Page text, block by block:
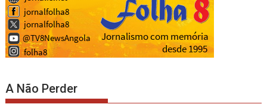
A Não Perder